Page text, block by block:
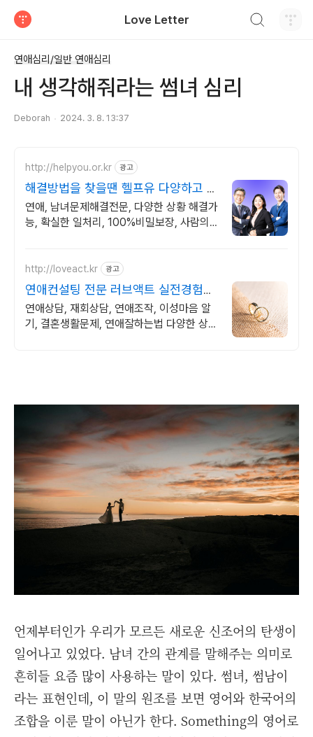
Love Letter
연애심리/일반 연애심리
내 생각해줘라는 썸녀 심리
Deborah 2024. 3. 8. 13:37
http://helpyou.or.kr 광고
해결방법을 찾을땐 헬프유 다양하고 어
려운 상황해결가능
연애, 남녀문제해결전문, 다양한 상황 해결가
능, 확실한 일처리, 100%비밀보장, 사람의
http://loveact.kr 광고
연애컨설팅 전문 러브액트 실전경험이
많은 업체
연애상담, 재회상담, 연애조작, 이성마음 알
기, 결혼생활문제, 연애잘하는법 다양한 상황
언제부터인가 우리가 모르든 새로운 신조어의 탄생이
일어나고 있었다. 남녀 간의 관계를 말해주는 의미로
흔히들 요즘 많이 사용하는 말이 있다. 썸녀, 썸남이
라는 표현인데, 이 말의 원조를 보면 영어와 한국어의
조합을 이룬 말이 아닌가 한다. Something의 영어로